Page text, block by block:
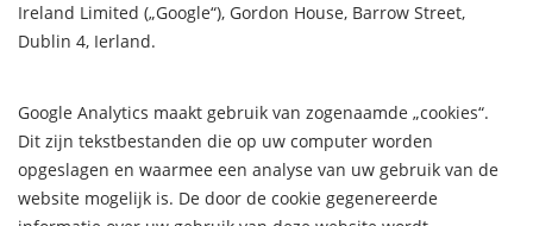
Ireland Limited („Google“), Gordon House, Barrow Street,
Dublin 4, Ierland.
Google Analytics maakt gebruik van zogenaamde „cookies“.
Dit zijn tekstbestanden die op uw computer worden
opgeslagen en waarmee een analyse van uw gebruik van de
website mogelijk is. De door de cookie gegenereerde